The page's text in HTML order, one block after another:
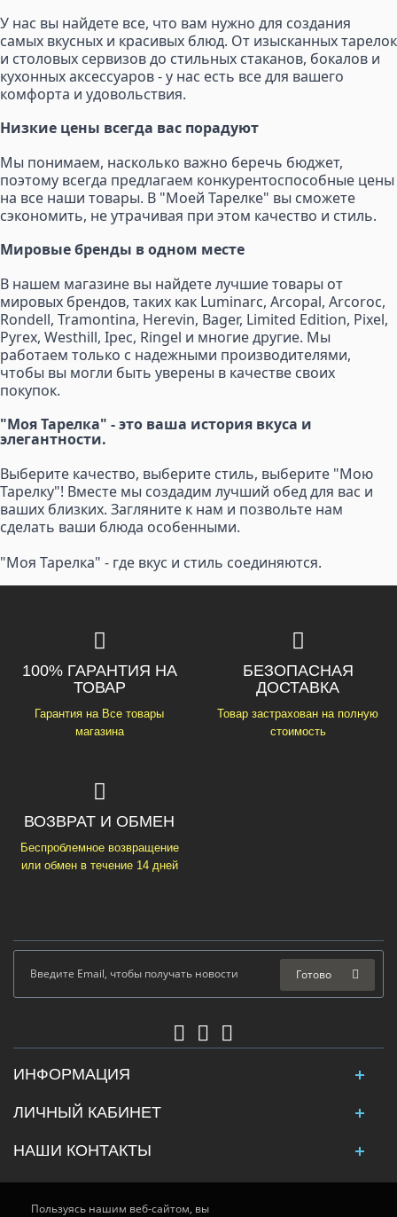
У нас вы найдете все, что вам нужно для создания
самых вкусных и красивых блюд. От изысканных тарелок
и столовых сервизов до стильных стаканов, бокалов и
кухонных аксессуаров - у нас есть все для вашего
комфорта и удовольствия.
Низкие цены всегда вас порадуют
Мы понимаем, насколько важно беречь бюджет,
поэтому всегда предлагаем конкурентоспособные цены
на все наши товары. В "Моей Тарелке" вы сможете
сэкономить, не утрачивая при этом качество и стиль.
Мировые бренды в одном месте
В нашем магазине вы найдете лучшие товары от
мировых брендов, таких как Luminarc, Arcopal, Arcoroc,
Rondell, Tramontina, Herevin, Bager, Limited Edition, Pixel,
Pyrex, Westhill, Ipec, Ringel и многие другие. Мы
работаем только с надежными производителями,
чтобы вы могли быть уверены в качестве своих
покупок.
"Моя Тарелка" - это ваша история вкуса и
элегантности.
Выберите качество, выберите стиль, выберите "Мою
Тарелку"! Вместе мы создадим лучший обед для вас и
ваших близких. Загляните к нам и позвольте нам
сделать ваши блюда особенными.
"Моя Тарелка" - где вкус и стиль соединяются.
100% ГАРАНТИЯ НА
ТОВАР
Гарантия на Все товары
магазина
БЕЗОПАСНАЯ
ДОСТАВКА
Товар застрахован на полную
стоимость
ВОЗВРАТ И ОБМЕН
Беспроблемное возвращение
или обмен в течение 14 дней
Готово
ИНФОРМАЦИЯ
ЛИЧНЫЙ КАБИНЕТ
НАШИ КОНТАКТЫ
Пользуясь нашим веб-сайтом, вы